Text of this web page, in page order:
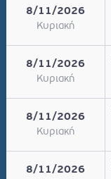
8/11/2026
Κυριακή
8/11/2026
Κυριακή
8/11/2026
Κυριακή
8/11/2026